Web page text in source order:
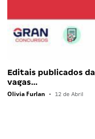
Editais publicados
vagas…
Olivia Furlan • 12 de Abril